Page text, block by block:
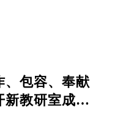
、包容、奉献
新教研室成立